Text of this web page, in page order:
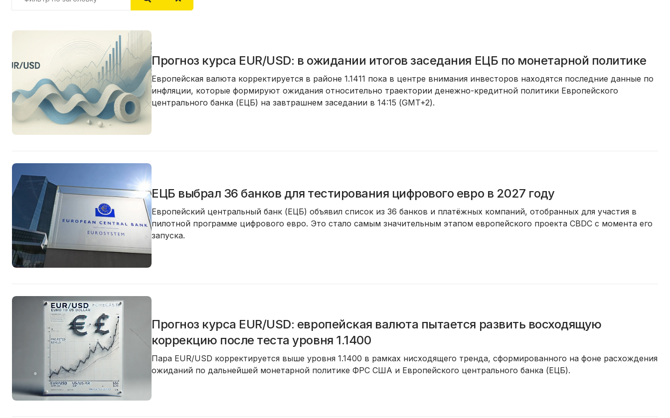
Прогноз курса EUR/USD: в ожидании итогов заседания ЕЦБ по монетарной политике
Европейская валюта корректируется в районе 1.1411 пока в центре внимания инвесторов находятся последние данные по
инфляции, которые формируют ожидания относительно траектории денежно-кредитной политики Европейского
центрального банка (ЕЦБ) на завтрашнем заседании в 14:15 (GMT+2).
ЕЦБ выбрал 36 банков для тестирования цифрового евро в 2027 году
Европейский центральный банк (ЕЦБ) объявил список из 36 банков и платёжных компаний, отобранных для участия в
пилотной программе цифрового евро. Это стало самым значительным этапом европейского проекта CBDC с момента его
запуска.
Прогноз курса EUR/USD: европейская валюта пытается развить восходящую
коррекцию после теста уровня 1.1400
Пара EUR/USD корректируется выше уровня 1.1400 в рамках нисходящего тренда, сформированного на фоне расхождения
ожиданий по дальнейшей монетарной политике ФРС США и Европейского центрального банка (ЕЦБ).